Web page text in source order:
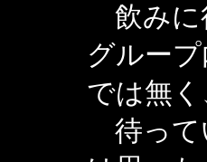
飲みに
グルー
では無
待って